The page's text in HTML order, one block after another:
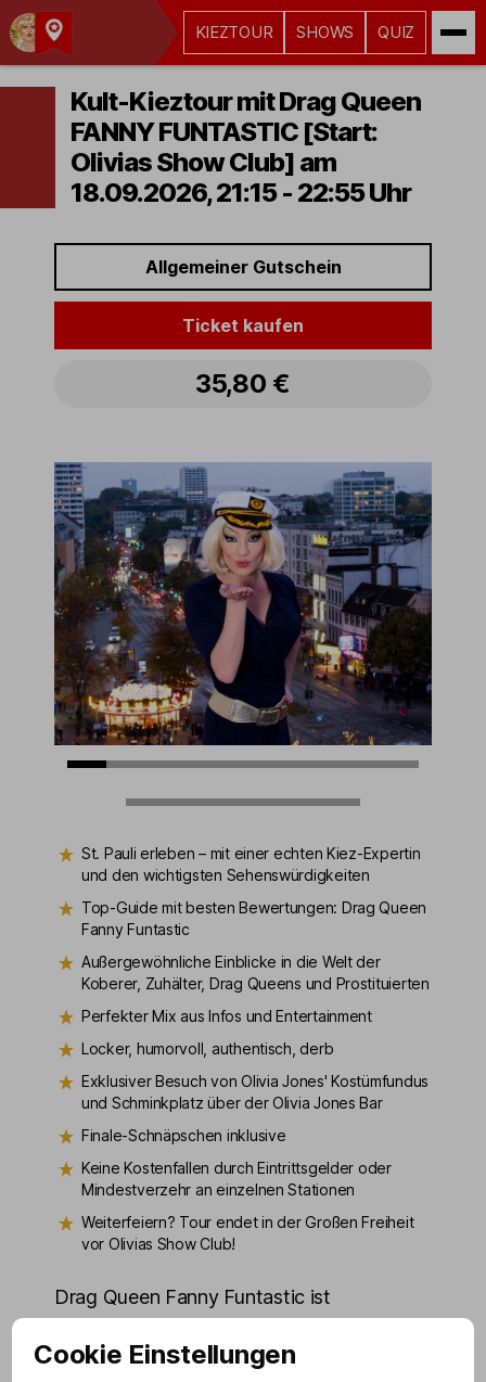
Kult-
Kieztouren
Hamburg
KIEZTOUR SHOWS QUIZ
Kult-Kieztour mit Drag Queen
FANNY FUNTASTIC [Start:
Olivias Show Club] am
18.09.2026, 21:15 - 22:55 Uhr
Allgemeiner Gutschein
Ticket kaufen
35,80 €
St. Pauli erleben – mit einer echten Kiez-Expertin
und den wichtigsten Sehenswürdigkeiten
Top-Guide mit besten Bewertungen: Drag Queen
Fanny Funtastic
Außergewöhnliche Einblicke in die Welt der
Koberer, Zuhälter, Drag Queens und Prostituierten
Perfekter Mix aus Infos und Entertainment
Locker, humorvoll, authentisch, derb
Exklusiver Besuch von Olivia Jones' Kostümfundus
und Schminkplatz über der Olivia Jones Bar
Finale-Schnäpschen inklusive
Keine Kostenfallen durch Eintrittsgelder oder
Mindestverzehr an einzelnen Stationen
Weiterfeiern? Tour endet in der Großen Freiheit
vor Olivias Show Club!
Drag Queen Fanny Funtastic ist
unartige Unterhaltung. Sie liebt »hohe
Cookie Einstellungen